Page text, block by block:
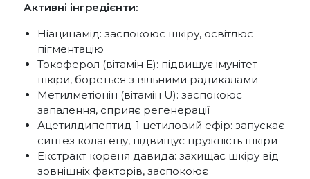
Активні інгредієнти:
Ніацинамід: заспокоює шкіру, освітлює
пігментацію
Токоферол (вітамін Е): підвищує імунітет
шкіри, бореться з вільними радикалами
Метилметіонін (вітамін U): заспокоює
запалення, сприяє регенерації
Ацетилдипептид-1 цетиловий ефір: запускає
синтез колагену, підвищує пружність шкіри
Екстракт кореня давида: захищає шкіру від
зовнішніх факторів, заспокоює